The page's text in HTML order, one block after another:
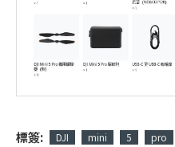
標簽: DJI mini 5 pro